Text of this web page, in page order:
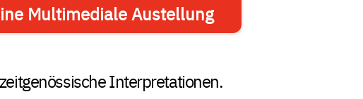
Multimediale Austellung
Interpretationen.